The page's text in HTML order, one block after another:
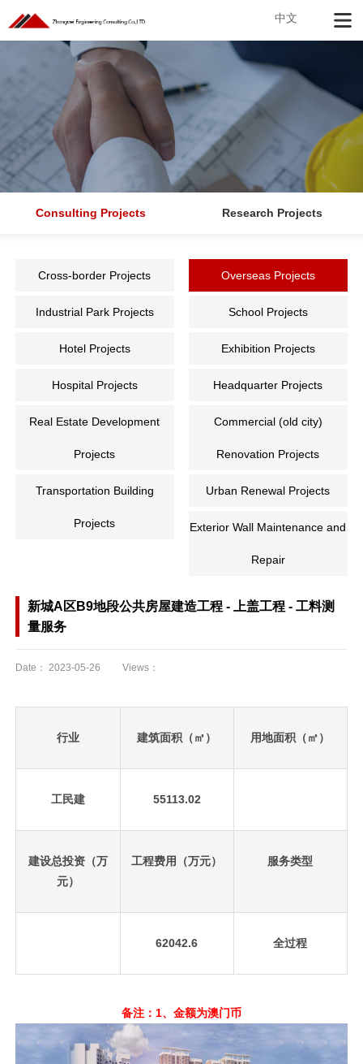
中文
Consulting Projects Research Projects
Cross-border Projects Overseas Projects
Industrial Park Projects School Projects
Hotel Projects Exhibition Projects
Hospital Projects Headquarter Projects
Real Estate Development
Projects
Commercial (old city)
Renovation Projects
Transportation Building
Projects
Urban Renewal Projects
Exterior Wall Maintenance and
Repair
新城A区B9地段公共房屋建造工程 - 上盖工程 - 工料测
量服务
Date： 2023-05-26 Views：
行业 建筑面积（㎡） 用地面积（㎡）
工民建 55113.02
建设总投资（万
元）
工程费用（万元） 服务类型
62042.6 全过程
备注：1、金额为澳门币
设